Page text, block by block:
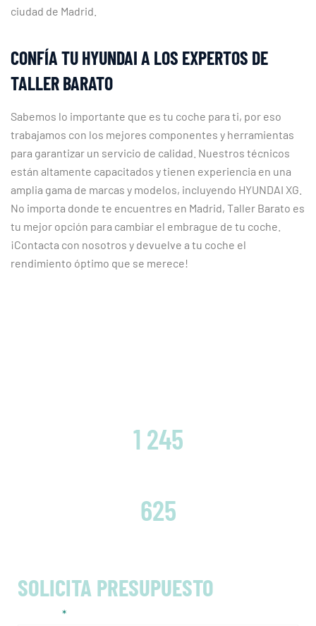
ciudad de Madrid.
CONFÍA TU HYUNDAI A LOS EXPERTOS DE
TALLER BARATO
Sabemos lo importante que es tu coche para ti, por eso
trabajamos con los mejores componentes y herramientas
para garantizar un servicio de calidad. Nuestros técnicos
están altamente capacitados y tienen experiencia en una
amplia gama de marcas y modelos, incluyendo HYUNDAI XG.
No importa donde te encuentres en Madrid, Taller Barato es
tu mejor opción para cambiar el embrague de tu coche.
¡Contacta con nosotros y devuelve a tu coche el
rendimiento óptimo que se merece!
SOLICITA PRESUPUESTO
1 245
625